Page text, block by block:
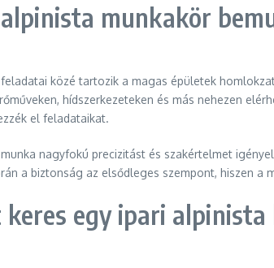
munkakör
közé tartozik a magas épületek
hídszerkezeteken és más nehezen
el feladataikat.
nagyfokú precizitást és szakértelmet
a biztonság az elsődleges szempont, hiszen a
egy ipari alpinista